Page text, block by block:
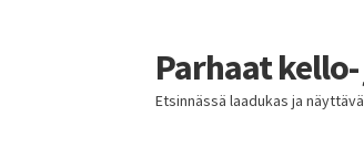
Siirry
navigointiin
Siirry
sisältöön
Parhaat
Etsinnässä laadukas ja